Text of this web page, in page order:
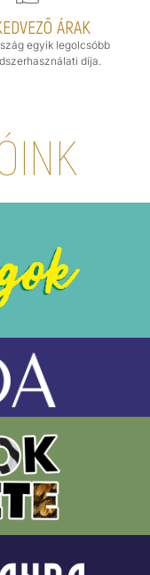
ÁRAK
egyik legolcsóbb
díja.